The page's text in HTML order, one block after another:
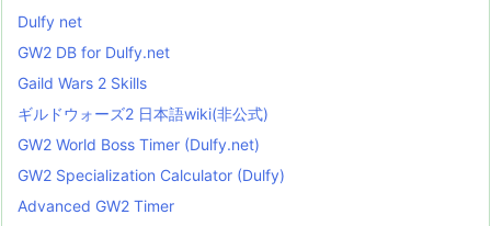
Dulfy net
GW2 DB for Dulfy.net
Gaild Wars 2 Skills
ギルドウォーズ2 日本語wiki(非公式)
GW2 World Boss Timer (Dulfy.net)
GW2 Specialization Calculator (Dulfy)
Advanced GW2 Timer